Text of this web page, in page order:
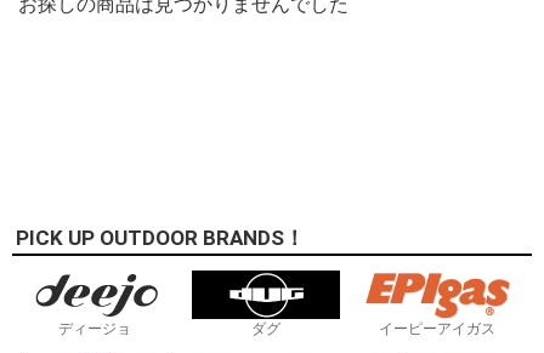
PICK UP OUTDOOR BRANDS！
ディージョ ダグ イーピーアイガス